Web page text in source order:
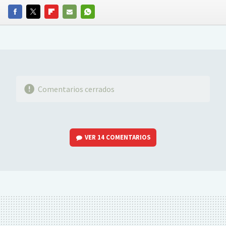
FACEBOOKTWITTERFLIPBOARD
E-
WHATSAPP
Comentarios cerrados
VER 14 COMENTARIOS